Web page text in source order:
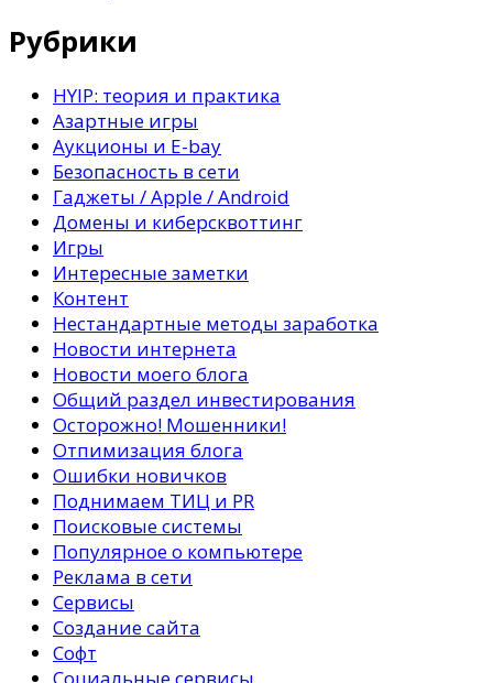
Рубрики
HYIP: теория и практика
Азартные игры
Аукционы и E-bay
Безопасность в сети
Гаджеты / Apple / Android
Домены и киберсквоттинг
Игры
Интересные заметки
Контент
Нестандартные методы заработка
Новости интернета
Новости моего блога
Общий раздел инвестирования
Осторожно! Мошенники!
Отпимизация блога
Ошибки новичков
Поднимаем ТИЦ и PR
Поисковые системы
Популярное о компьютере
Реклама в сети
Сервисы
Создание сайта
Софт